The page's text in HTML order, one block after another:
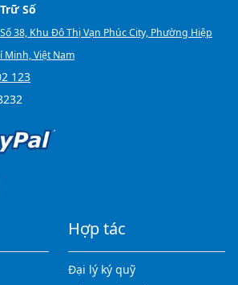
Số
38, Khu Đô Thị Vạn Phúc City, Phường Hiệp
Minh, Việt Nam
123
Hợp tác
Đại lý ký quỹ